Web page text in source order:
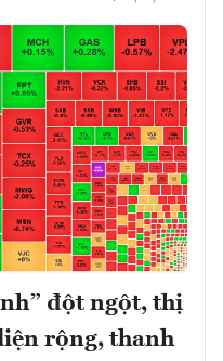
đột ngột, thị
rộng, thanh